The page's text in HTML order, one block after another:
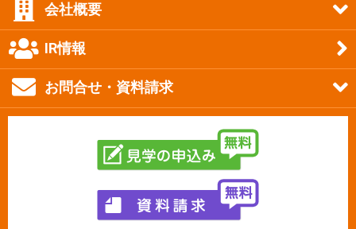
会社概要
IR情報
お問合せ・資料請求